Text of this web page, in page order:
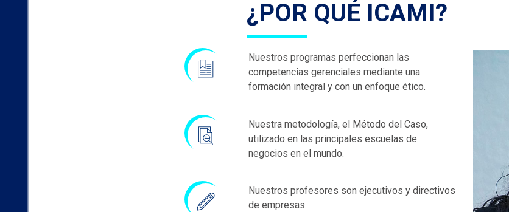
¿POR QUÉ ICAMI?
Nuestros programas perfeccionan las
competencias gerenciales mediante una
formación integral y con un enfoque ético.
Nuestra metodología, el Método del Caso,
utilizado en las principales escuelas de
negocios en el mundo.
Nuestros profesores son ejecutivos y directivos
de empresas.